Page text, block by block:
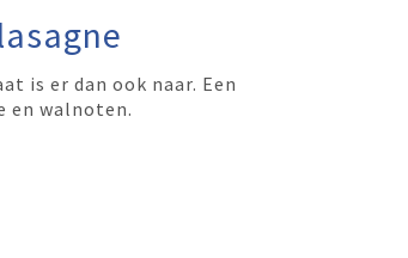
is er dan ook naar. Een
en walnoten.